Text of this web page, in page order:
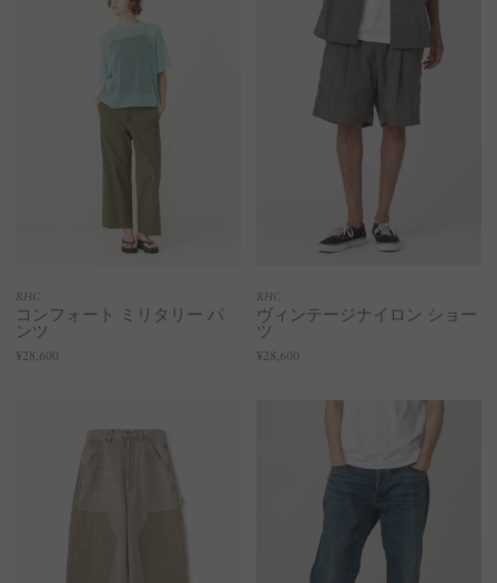
RHC
コンフォート ミリタリー パ
ンツ
¥28,600
RHC
ヴィンテージナイロン ショー
ツ
¥28,600